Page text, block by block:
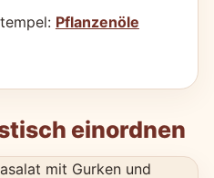
Pflanzenöle
einordnen